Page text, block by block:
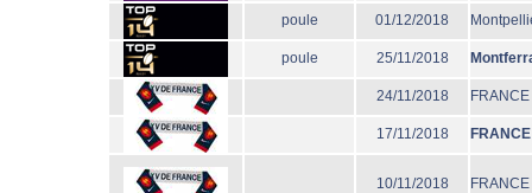
poule 01/12/2018
poule 25/11/2018
24/11/2018 FRANCE
17/11/2018 FRANCE
10/11/2018 FRANCE